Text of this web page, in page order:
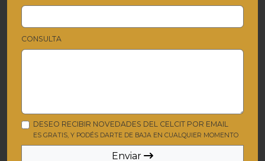
CONSULTA
DESEO RECIBIR NOVEDADES DEL CELCIT POR EMAIL
ES GRATIS, Y PODÉS DARTE DE BAJA EN CUALQUIER MOMENTO
Enviar